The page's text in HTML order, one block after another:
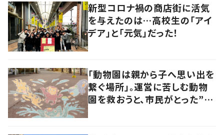
新型コロナ禍の商店街に活気
を与えたのは…高校生の「アイ
デア」と「元気」だった！
「動物園は親から子へ思い出を
繋ぐ場所」。運営に苦しむ動物
園を救おうと、市民がとった”あ